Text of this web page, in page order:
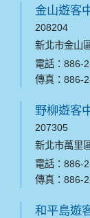
金山遊客
208204
新北市金山
電話：886-
傳真：886-
野柳遊客
207305
新北市萬里
電話：886-
傳真：886-
和平島遊